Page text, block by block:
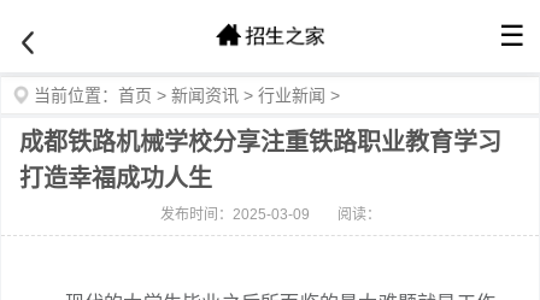
☰
当前位置： 首页 > 新闻资讯 > 行业新闻 >
成都铁路机械学校分享注重铁路职业教育学习
打造幸福成功人生
发布时间：2025-03-09 阅读：